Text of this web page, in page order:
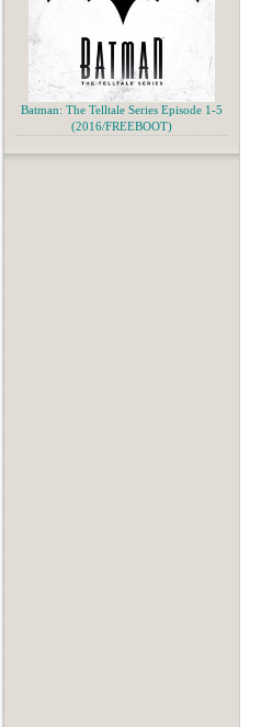
Batman: The Telltale Series Episode 1-5
(2016/FREEBOOT)